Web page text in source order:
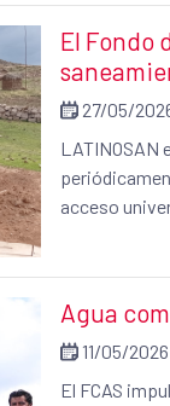
El Fondo
27/05/
LATINOSAN
acceso
estructurará
rural; 3)
y 5) relación
Agua
11/05/2026
El FCAS